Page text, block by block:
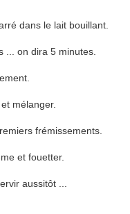
dans le lait bouillant.
... on dira 5 minutes.
mélanger.
frémissements.
et fouetter.
aussitôt ...